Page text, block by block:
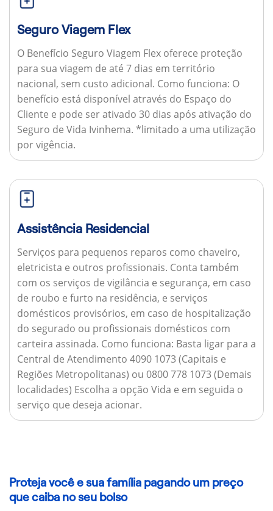
Seguro Viagem Flex
O Benefício Seguro Viagem Flex oferece proteção
para sua viagem de até 7 dias em território
nacional, sem custo adicional. Como funciona: O
benefício está disponível através do Espaço do
Cliente e pode ser ativado 30 dias após ativação do
Seguro de Vida Ivinhema. *limitado a uma utilização
por vigência.
Assistência Residencial
Serviços para pequenos reparos como chaveiro,
eletricista e outros profissionais. Conta também
com os serviços de vigilância e segurança, em caso
de roubo e furto na residência, e serviços
domésticos provisórios, em caso de hospitalização
do segurado ou profissionais domésticos com
carteira assinada. Como funciona: Basta ligar para a
Central de Atendimento 4090 1073 (Capitais e
Regiões Metropolitanas) ou 0800 778 1073 (Demais
localidades) Escolha a opção Vida e em seguida o
serviço que deseja acionar.
Proteja você e sua família pagando um preço
que caiba no seu bolso